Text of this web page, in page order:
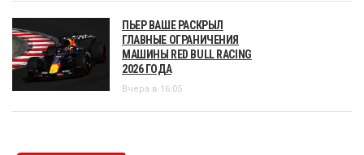
ПЬЕР ВАШЕ РАСКРЫЛ
ГЛАВНЫЕ ОГРАНИЧЕНИЯ
МАШИНЫ RED BULL RACING
2026 ГОДА
Вчера в 16:05